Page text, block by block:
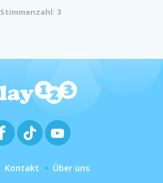
Stimmenzahl: 3
Kontakt Über uns